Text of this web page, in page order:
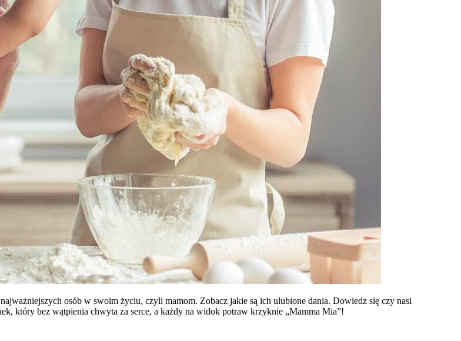
osób w swoim życiu, czyli mamom. Zobacz jakie są ich ulubione dania. Dowiedz się czy nasi
który bez wątpienia chwyta za serce, a każdy na widok potraw krzyknie „Mamma Mia”!